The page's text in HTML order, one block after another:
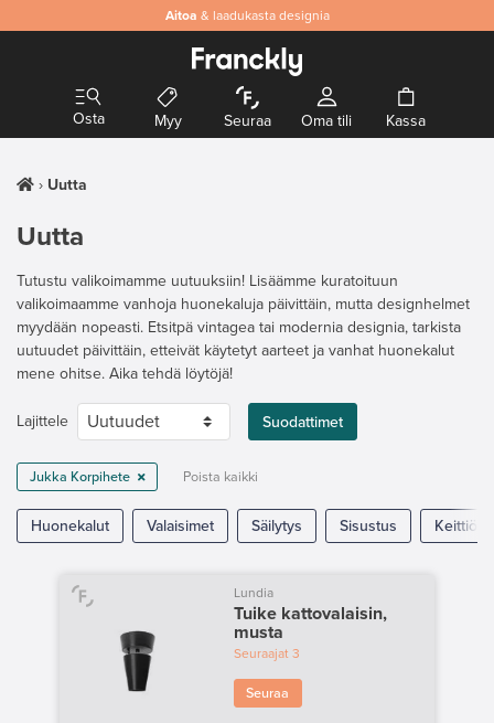
Aitoa & laadukasta designia
Osta Myy Seuraa Oma tili Kassa
Uutta
Uutta
Tutustu valikoimamme uutuuksiin! Lisäämme kuratoituun
valikoimaamme vanhoja huonekaluja päivittäin, mutta designhelmet
myydään nopeasti. Etsitpä vintagea tai modernia designia, tarkista
uutuudet päivittäin, etteivät käytetyt aarteet ja vanhat huonekalut
mene ohitse. Aika tehdä löytöjä!
Lajittele Suodattimet
Jukka Korpihete Poista kaikki
Huonekalut Valaisimet Säilytys Sisustus Keittiö
Lundia
Tuike kattovalaisin,
musta
Seuraajat3
Seuraa